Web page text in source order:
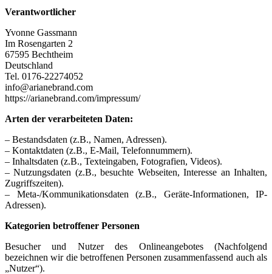
Verantwortlicher
Yvonne Gassmann
Im Rosengarten 2
67595 Bechtheim
Deutschland
Tel. 0176-22274052
info@arianebrand.com
https://arianebrand.com/impressum/
Arten der verarbeiteten Daten:
– Bestandsdaten (z.B., Namen, Adressen).
– Kontaktdaten (z.B., E-Mail, Telefonnummern).
– Inhaltsdaten (z.B., Texteingaben, Fotografien, Videos).
– Nutzungsdaten (z.B., besuchte Webseiten, Interesse an Inhalten,
Zugriffszeiten).
– Meta-/Kommunikationsdaten (z.B., Geräte-Informationen, IP-
Adressen).
Kategorien betroffener Personen
Besucher und Nutzer des Onlineangebotes (Nachfolgend
bezeichnen wir die betroffenen Personen zusammenfassend auch als
„Nutzer“).